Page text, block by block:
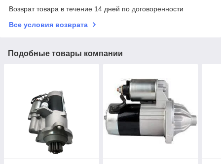
Возврат товара в течение 14 дней по договоренности
Все условия возврата
Подобные товары компании